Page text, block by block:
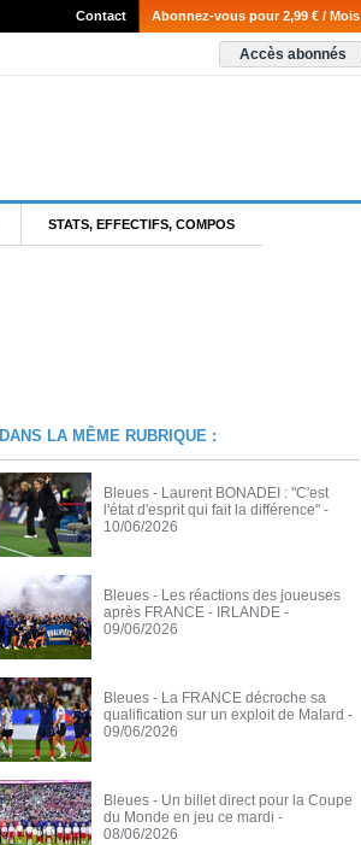
Abonnez-vous pour 2,99 € / Mois
Contact
Accès abonnés
STATS, EFFECTIFS, COMPOS
DANS LA MÊME RUBRIQUE :
Bleues - Laurent BONADEI : "C'est
l'état d'esprit qui fait la différence" -
10/06/2026
Bleues - Les réactions des joueuses
après FRANCE - IRLANDE -
09/06/2026
Bleues - La FRANCE décroche sa
qualification sur un exploit de Malard -
09/06/2026
Bleues - Un billet direct pour la Coupe
du Monde en jeu ce mardi -
08/06/2026